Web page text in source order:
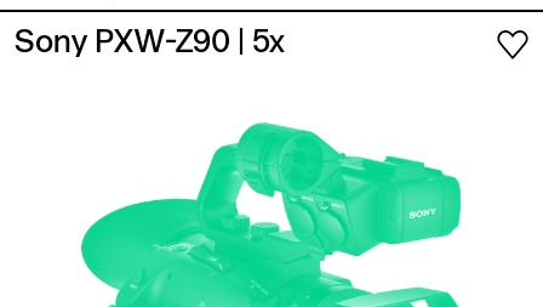
Sony PXW-Z90 | 5x